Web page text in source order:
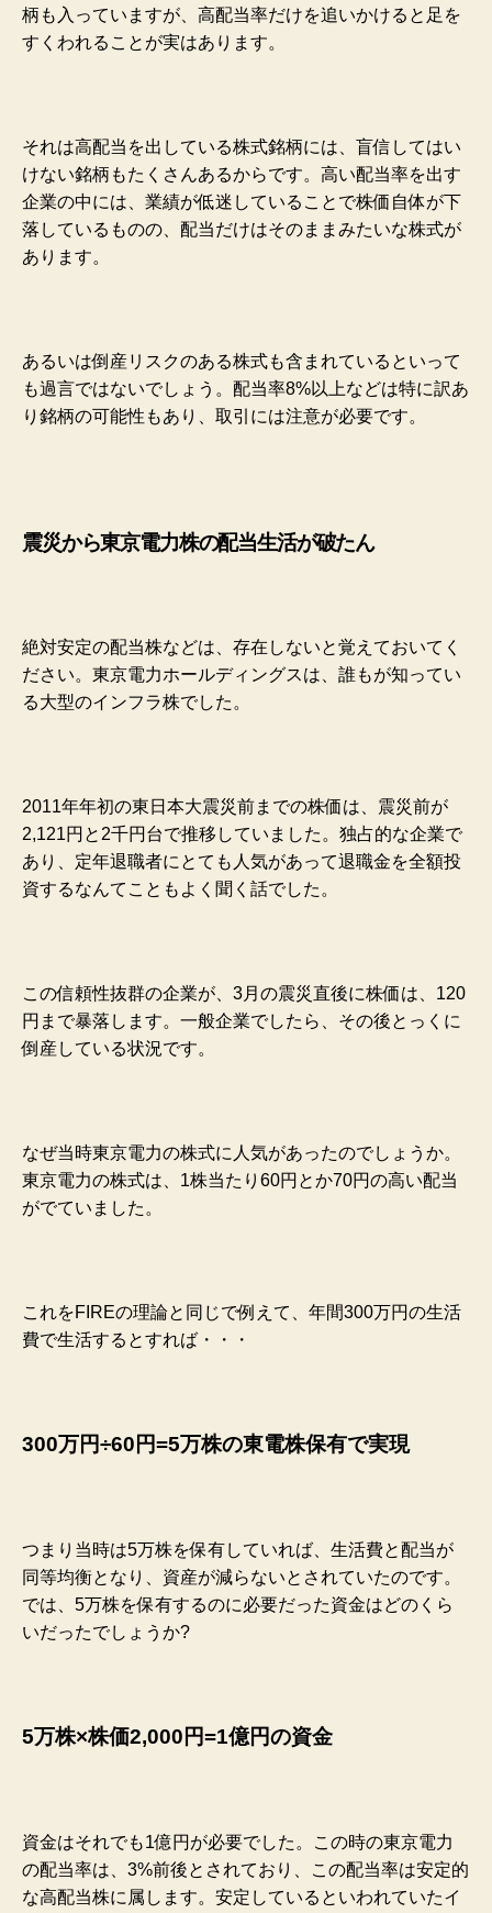
柄も入っていますが、高配当率だけを追いかけると足を
すくわれることが実はあります。
それは高配当を出している株式銘柄には、盲信してはい
けない銘柄もたくさんあるからです。高い配当率を出す
企業の中には、業績が低迷していることで株価自体が下
落しているものの、配当だけはそのままみたいな株式が
あります。
あるいは倒産リスクのある株式も含まれているといって
も過言ではないでしょう。配当率8%以上などは特に訳あ
り銘柄の可能性もあり、取引には注意が必要です。
震災から東京電力株の配当生活が破たん
絶対安定の配当株などは、存在しないと覚えておいてく
ださい。東京電力ホールディングスは、誰もが知ってい
る大型のインフラ株でした。
2011年年初の東日本大震災前までの株価は、震災前が
2,121円と2千円台で推移していました。独占的な企業で
あり、定年退職者にとても人気があって退職金を全額投
資するなんてこともよく聞く話でした。
この信頼性抜群の企業が、3月の震災直後に株価は、120
円まで暴落します。一般企業でしたら、その後とっくに
倒産している状況です。
なぜ当時東京電力の株式に人気があったのでしょうか。
東京電力の株式は、1株当たり60円とか70円の高い配当
がでていました。
これをFIREの理論と同じで例えて、年間300万円の生活
費で生活するとすれば・・・
300万円÷60円=5万株の東電株保有で実現
つまり当時は5万株を保有していれば、生活費と配当が
同等均衡となり、資産が減らないとされていたのです。
では、5万株を保有するのに必要だった資金はどのくら
いだったでしょうか?
5万株×株価2,000円=1億円の資金
資金はそれでも1億円が必要でした。この時の東京電力
の配当率は、3%前後とされており、この配当率は安定的
な高配当株に属します。安定しているといわれていたイ